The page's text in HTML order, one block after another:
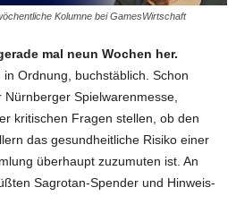
Kolumne bei GamesWirtschaft
mal neun Wochen her.
in Ordnung, buchstäblich. Schon
Spielwarenmesse,
kritischen Fragen stellen, ob den
das gesundheitliche Risiko einer
überhaupt zuzumuten ist. An
Sagrotan-Spender und Hinweis-